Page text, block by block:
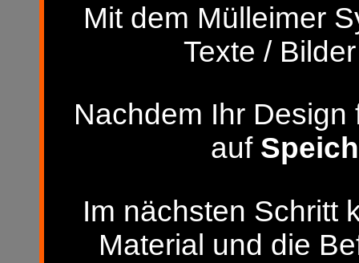
Mit dem Mülleimer
Texte /
Nachdem Ihr
auf
Im nächsten Schritt
Material und die